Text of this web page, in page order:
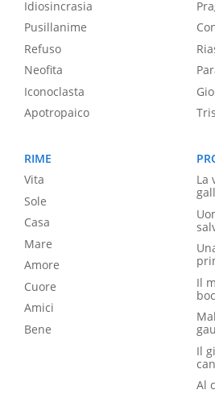
Idiosincrasia
Pusillanime
Refuso
Neofita
Iconoclasta
Apotropaico
RIME
Vita
Sole
Casa
Mare
Amore
Cuore
Amici
Bene
La
Il
Il
Al